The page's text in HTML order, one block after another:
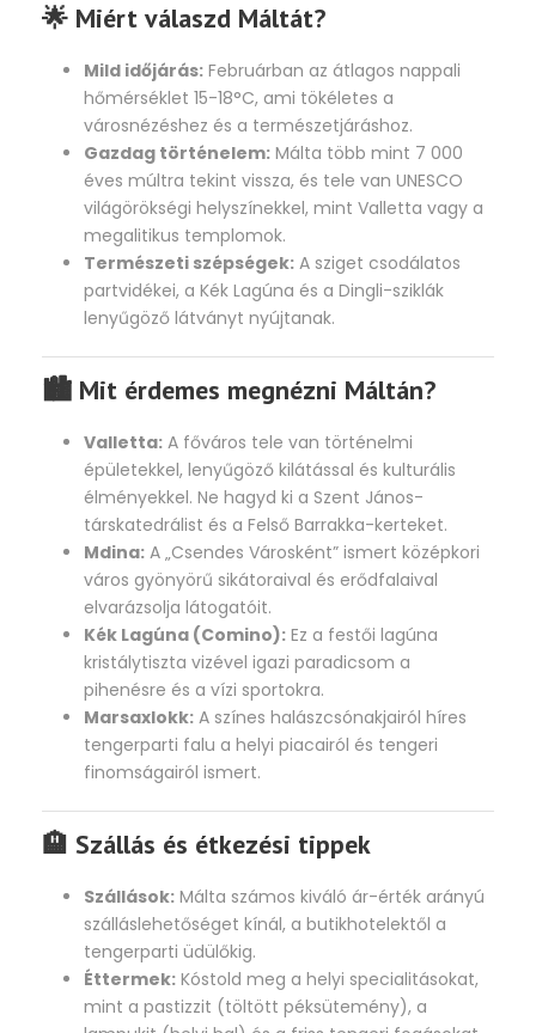
🌟 Miért válaszd Máltát?
Mild időjárás: Februárban az átlagos nappali
hőmérséklet 15-18°C, ami tökéletes a
városnézéshez és a természetjáráshoz.
Gazdag történelem: Málta több mint 7 000
éves múltra tekint vissza, és tele van UNESCO
világörökségi helyszínekkel, mint Valletta vagy a
megalitikus templomok.
Természeti szépségek: A sziget csodálatos
partvidékei, a Kék Lagúna és a Dingli-sziklák
lenyűgöző látványt nyújtanak.
🏙️ Mit érdemes megnézni Máltán?
Valletta: A főváros tele van történelmi
épületekkel, lenyűgöző kilátással és kulturális
élményekkel. Ne hagyd ki a Szent János-
társkatedrálist és a Felső Barrakka-kerteket.
Mdina: A „Csendes Városként” ismert középkori
város gyönyörű sikátoraival és erődfalaival
elvarázsolja látogatóit.
Kék Lagúna (Comino): Ez a festői lagúna
kristálytiszta vizével igazi paradicsom a
pihenésre és a vízi sportokra.
Marsaxlokk: A színes halászcsónakjairól híres
tengerparti falu a helyi piacairól és tengeri
finomságairól ismert.
🏨 Szállás és étkezési tippek
Szállások: Málta számos kiváló ár-érték arányú
szálláslehetőséget kínál, a butikhotelektől a
tengerparti üdülőkig.
Éttermek: Kóstold meg a helyi specialitásokat,
mint a pastizzit (töltött péksütemény), a